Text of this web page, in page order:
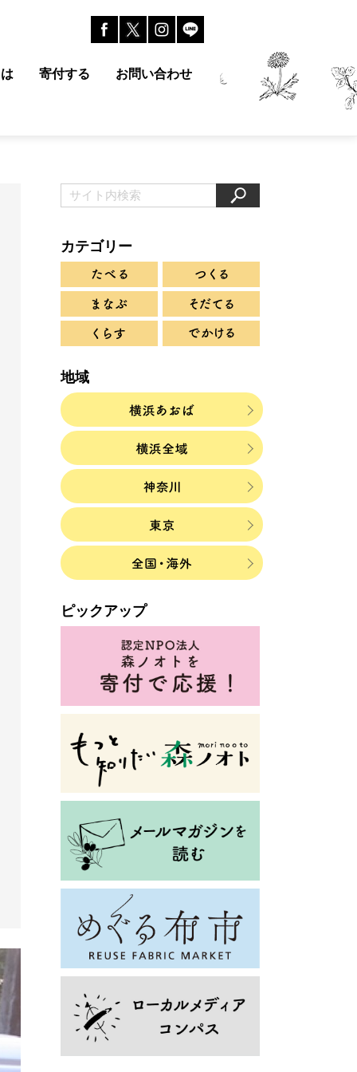
寄付する お問い合わせ
カテゴリー
地域
ピックアップ